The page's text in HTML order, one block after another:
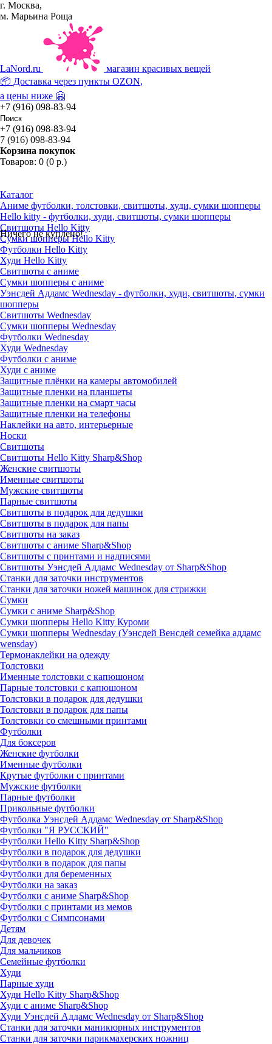
г. Москва,
м. Марьина Роща
LaNord.ru
магазин красивых вещей
📦 Доставка через пункты OZON,
а цены ниже 🤗
+7 (916) 098-83-94
+7 (916) 098-83-94
7 (916) 098-83-94
Корзина покупок
Товаров: 0 (0 р.)
Ничего не куплено!
Каталог
Аниме футболки, толстовки, свитшоты, худи, сумки шопперы
Hello kitty - футболки, худи, свитшоты, сумки шопперы
Свитшоты Hello Kitty
Сумки шопперы Hello Kitty
Футболки Hello Kitty
Худи Hello Kitty
Свитшоты с аниме
Сумки шопперы с аниме
Уэнсдей Аддамс Wednesday - футболки, худи, свитшоты, сумки
шопперы
Свитшоты Wednesday
Сумки шопперы Wednesday
Футболки Wednesday
Худи Wednesday
Футболки с аниме
Худи с аниме
Защитные плёнки на камеры автомобилей
Защитные пленки на планшеты
Защитные пленки на смарт часы
Защитные пленки на телефоны
Наклейки на авто, интерьерные
Носки
Свитшоты
Cвитшоты Hello Kitty Sharp&Shop
Женские свитшоты
Именные свитшоты
Мужские свитшоты
Парные свитшоты
Свитшоты в подарок для дедушки
Свитшоты в подарок для папы
Свитшоты на заказ
Свитшоты с аниме Sharp&Shop
Свитшоты с принтами и надписями
Свитшоты Уэнсдей Аддамс Wednesday от Sharp&Shop
Станки для заточки инструментов
Станки для заточки ножей машинок для стрижки
Сумки
Сумки с аниме Sharp&Shop
Сумки шопперы Hello Kitty Куроми
Сумки шопперы Wednesday (Уэнсдей Венсдей семейка аддамс
wensday)
Термонаклейки на одежду
Толстовки
Именные толстовки с капюшоном
Парные толстовки с капюшоном
Толстовки в подарок для дедушки
Толстовки в подарок для папы
Толстовки со смешными принтами
Футболки
Для боксеров
Женские футболки
Именные футболки
Крутые футболки с принтами
Мужские футболки
Парные футболки
Прикольные футболки
Футболка Уэнсдей Аддамс Wednesday от Sharp&Shop
Футболки "Я РУССКИЙ"
Футболки Hello Kitty Sharp&Shop
Футболки в подарок для дедушки
Футболки в подарок для папы
Футболки для беременных
Футболки на заказ
Футболки с аниме Sharp&Shop
Футболки с принтами из мемов
Футболки с Симпсонами
Детям
Для девочек
Для мальчиков
Семейные футболки
Худи
Парные худи
Худи Hello Kitty Sharp&Shop
Худи с аниме Sharp&Shop
Худи Уэнсдей Аддамс Wednesday от Sharp&Shop
Станки для заточки маникюрных инструментов
Станки для заточки парикмахерских ножниц